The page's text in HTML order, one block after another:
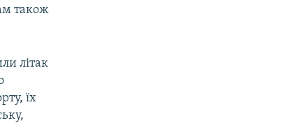
також
літак
їх